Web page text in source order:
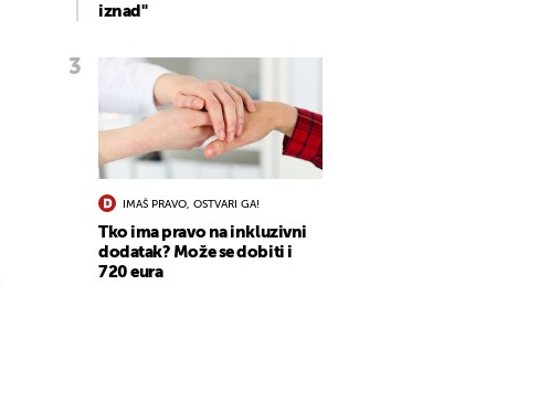
iznad"
IMAŠ PRAVO, OSTVARI GA!
Tko ima pravo na inkluzivni
dodatak? Može se dobiti i
720 eura